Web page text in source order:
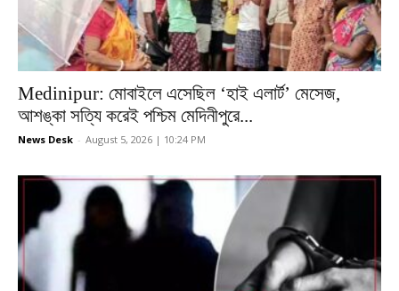
Medinipur: মোবাইলে এসেছিল ‘হাই এলার্ট’ মেসেজ,
আশঙ্কা সত্যি করেই পশ্চিম মেদিনীপুরে...
News Desk - August 5, 2026 | 10:24 PM